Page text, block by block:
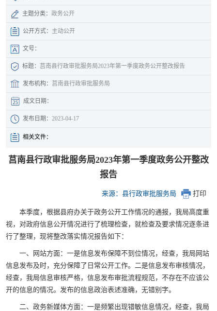
主题分类： 政务公开
公开方式： 主动公开
文号：
标题： 莒南县行政审批服务局2023年第一季度政务公开整改报告
发布机构： 莒南县行政审批服务局
成文日期：
发布日期： 2023-04-17
相关文件：
莒南县行政审批服务局2023年第一季度政务公开整改
报告
来源：县行政审批服务局 打印
本季度，根据县府办关于政务公开工作情况的通报，我局高度重
视，对政府信息公开情况进行了梳理检查，就检查及要求情况逐条进
行了整理，现将整改落实情况报告如下：
一、网站方面：一是信息发布保障不到位情况，经查，我局网站
信息发布及时，充分保障了日常公开工作。二是信息发布审核情况，
经查，我局信息审核严格，信息发布审批流程规范，不存在不应该公
开的信息的情况。发布的信息政治表述准确，无错别字。
二、政务新媒体方面：一是频繁出现错敏信息情况，经查，我局